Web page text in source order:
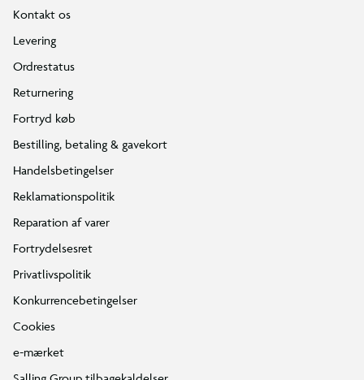
Kontakt os
Levering
Ordrestatus
Returnering
Fortryd køb
Bestilling, betaling & gavekort
Handelsbetingelser
Reklamationspolitik
Reparation af varer
Fortrydelsesret
Privatlivspolitik
Konkurrencebetingelser
Cookies
e-mærket